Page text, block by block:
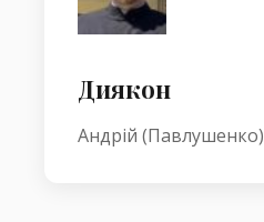
Диякон
Андрій (Павлушенко)